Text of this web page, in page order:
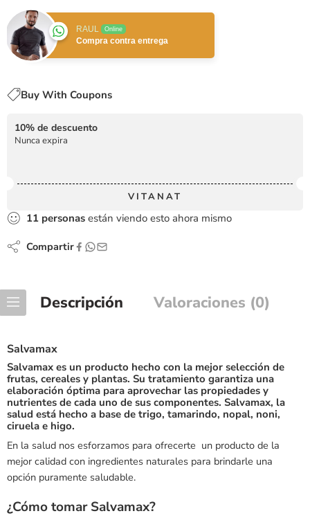
RAUL Online
Compra contra entrega
Buy With Coupons
10% de descuento
Nunca expira
VITANAT
11 personas están viendo esto ahora mismo
Compartir
Descripción Valoraciones (0)
Salvamax
Salvamax es un producto hecho con la mejor selección de
frutas, cereales y plantas. Su tratamiento garantiza una
elaboración óptima para aprovechar las propiedades y
nutrientes de cada uno de sus componentes. Salvamax, la
salud está hecho a base de trigo, tamarindo, nopal, noni,
ciruela e higo.
En la salud nos esforzamos para ofrecerte un producto de la
mejor calidad con ingredientes naturales para brindarle una
opción puramente saludable.
¿Cómo tomar Salvamax?